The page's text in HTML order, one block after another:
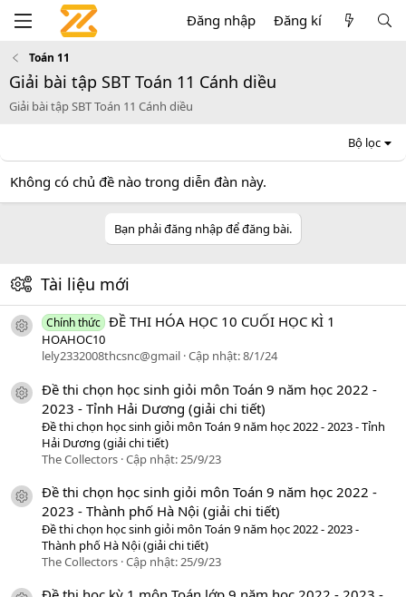
Đăng nhập Đăng kí
Toán 11
Giải bài tập SBT Toán 11 Cánh diều
Giải bài tập SBT Toán 11 Cánh diều
Bộ lọc
Không có chủ đề nào trong diễn đàn này.
Bạn phải đăng nhập để đăng bài.
Tài liệu mới
icon tài liệu
Chính thức ĐỀ THI HÓA HỌC 10 CUỐI HỌC KÌ 1
HOAHOC10
lely2332008thcsnc@gmail Cập nhật:8/1/24
icon tài liệu
Đề thi chọn học sinh giỏi môn Toán 9 năm học 2022 -
2023 - Tỉnh Hải Dương (giải chi tiết)
Đề thi chọn học sinh giỏi môn Toán 9 năm học 2022 - 2023 - Tỉnh
Hải Dương (giải chi tiết)
The Collectors Cập nhật:25/9/23
icon tài liệu
Đề thi chọn học sinh giỏi môn Toán 9 năm học 2022 -
2023 - Thành phố Hà Nội (giải chi tiết)
Đề thi chọn học sinh giỏi môn Toán 9 năm học 2022 - 2023 -
Thành phố Hà Nội (giải chi tiết)
The Collectors Cập nhật:25/9/23